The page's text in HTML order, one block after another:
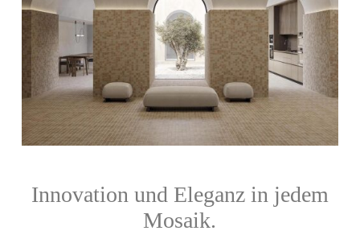
Innovation und Eleganz in jedem
Mosaik.